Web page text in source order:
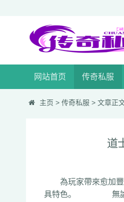
网站首页 传奇私服
主页 > 传奇私服 > 文章正
道
為玩家帶來愈加豐
具特色。 無論是尋